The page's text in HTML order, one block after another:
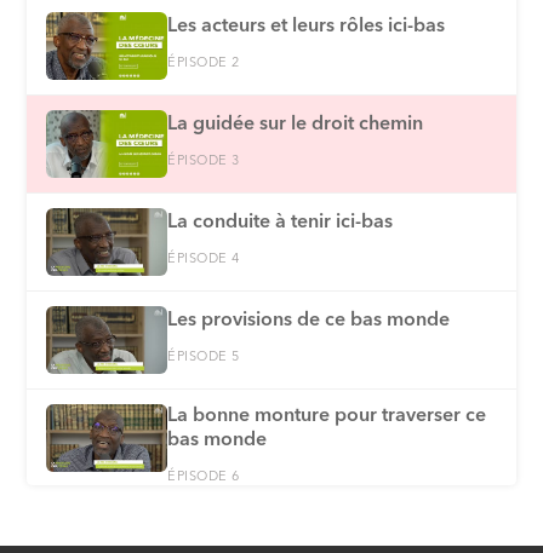
Les acteurs et leurs rôles ici-bas
ÉPISODE 2
La guidée sur le droit chemin
ÉPISODE 3
La conduite à tenir ici-bas
ÉPISODE 4
Les provisions de ce bas monde
ÉPISODE 5
La bonne monture pour traverser ce
bas monde
ÉPISODE 6